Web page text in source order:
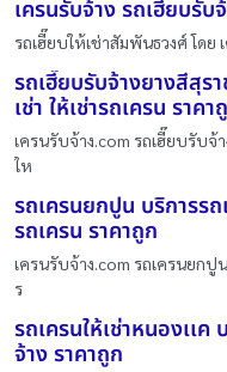
เครนรับจ้าง รถเฮี๊ยบรับ
รถเฮี๊ยบให้เช่าสัมพันธวงศ์ โดย
รถเฮี๊ยบรับจ้างยางสีสุร
เช่า ให้เช่ารถเครน ราคา
เครนรับจ้าง.com รถเฮี๊ยบรับจ้
ให
รถเครนยกปูน บริการรถ
รถเครน ราคาถูก
เครนรับจ้าง.com รถเครนยกปู
ร
รถเครนให้เช่าหนองเเค
จ้าง ราคาถูก